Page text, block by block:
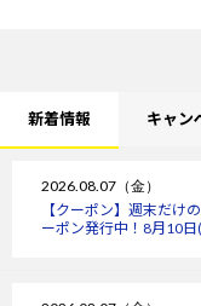
新着情報 キャン
2026.08.07（金）
【クーポン】週末だけ
ーポン発行中！8月10日